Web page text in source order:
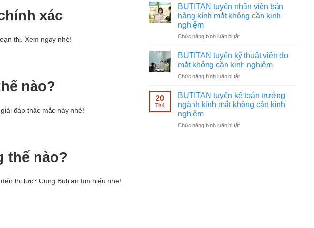
xác
thị. Xem ngay nhé!
nào?
đáp thắc mắc này nhé!
thế nào?
thị lực? Cùng Butitan tìm hiểu nhé!
không
cần
kinh
tuyển
chạy
quảng
Facebook
kính
mắt
không
cần
nghiệm
BUTITAN tuyển nhân viên bán
hàng kính mắt không cần kinh
nghiệm
Chức năng bình luận bị tắtở
tuyển
nhân
viên
bán
kính
mắt
không
kinh
BUTITAN tuyển kỹ thuật viên đo
mắt không cần kinh nghiệm
Chức năng bình luận bị tắtở
tuyển
kỹ
thuật
đo
20
Th4
BUTITAN tuyển kế toán trưởng
ngành kính mắt không cần kinh
nghiệm
Chức năng bình luận bị tắtở